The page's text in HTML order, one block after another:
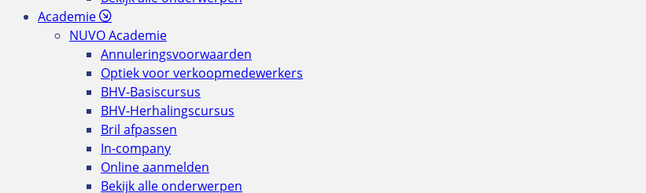
Academie
NUVO Academie
Annuleringsvoorwaarden
Optiek voor verkoopmedewerkers
BHV-Basiscursus
BHV-Herhalingscursus
Bril afpassen
In-company
Online aanmelden
Bekijk alle onderwerpen